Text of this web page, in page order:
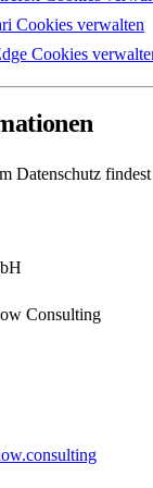
Cookies verwalten
Cookies
Datenschutz
Consulting